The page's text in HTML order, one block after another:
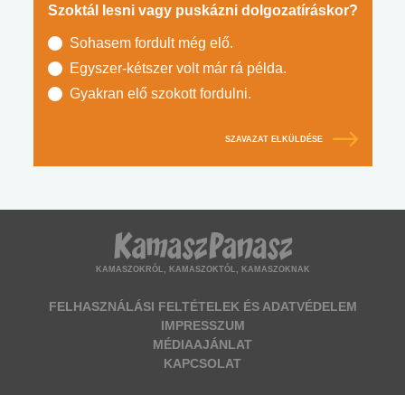
Szoktál lesni vagy puskázni dolgozatíráskor?
Sohasem fordult még elő.
Egyszer-kétszer volt már rá példa.
Gyakran elő szokott fordulni.
SZAVAZAT ELKÜLDÉSE
KAMASZOKRÓL, KAMASZOKTÓL, KAMASZOKNAK
FELHASZNÁLÁSI FELTÉTELEK ÉS ADATVÉDELEM
IMPRESSZUM
MÉDIAAJÁNLAT
KAPCSOLAT